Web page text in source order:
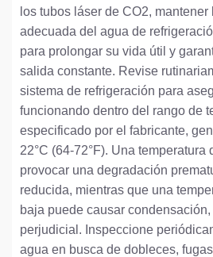
los tubos láser de CO2, mantener
adecuada del agua de
para prolongar su vida útil y
salida constante. Revise
sistema de refrigeración para
funcionando dentro del rango de
especificado por el fabricante,
22°C (64-72°F). Una
provocar una degradación
reducida, mientras que una
baja puede causar
perjudicial. Inspeccione
agua en busca de dobleces,